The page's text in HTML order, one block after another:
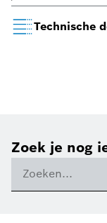
Technische
Zoek je nog